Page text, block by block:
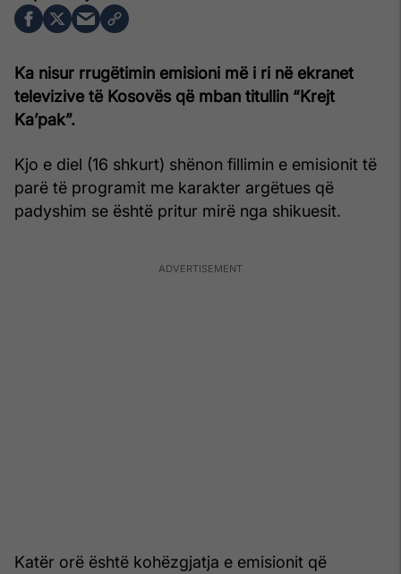
Ka nisur rrugëtimin emisioni më i ri në ekranet
televizive të Kosovës që mban titullin “Krejt
Ka’pak”.
Kjo e diel (16 shkurt) shënon fillimin e emisionit të
parë të programit me karakter argëtues që
padyshim se është pritur mirë nga shikuesit.
Katër orë është kohëzgjatja e emisionit që